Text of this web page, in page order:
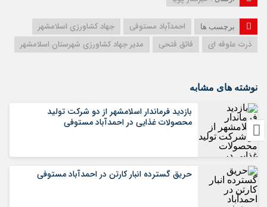
برچسب ها احمدآباد مستوفی
جهاد کشاورزی اسلامشهر
ذرت علوفه ای
فائق فتحی مدیر جهاد کشاورزی شهرستان اسلامشهر
نوشته های مشابه
بازدید فرماندار اسلامشهر از دو شرکت تولید
محصولات غذایی در احمدآباد مستوفی
حریق گسترده انبار کارتن در احمدآباد مستوفی